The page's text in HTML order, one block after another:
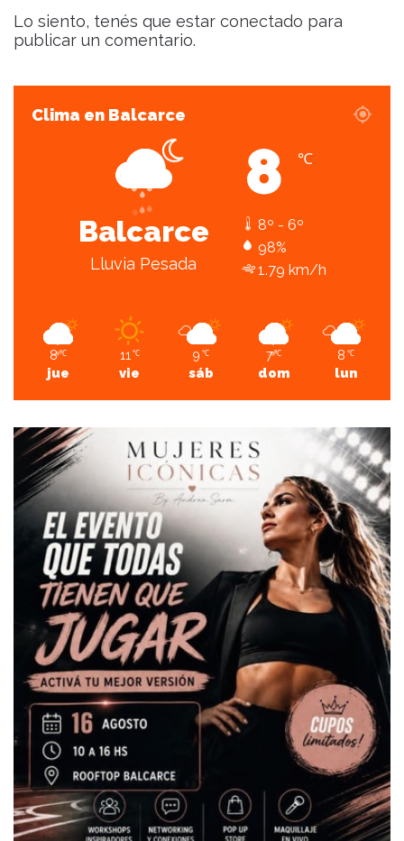
i
c
Lo siento, tenés que estar conectado para
publicar un comentario.
Clima en Balcarce
Balcarce
Lluvia Pesada
8 ℃
8º - 6º
98%
1.79 km/h
8 ℃
jue
11 ℃
vie
9 ℃
sáb
7 ℃
dom
8 ℃
lun